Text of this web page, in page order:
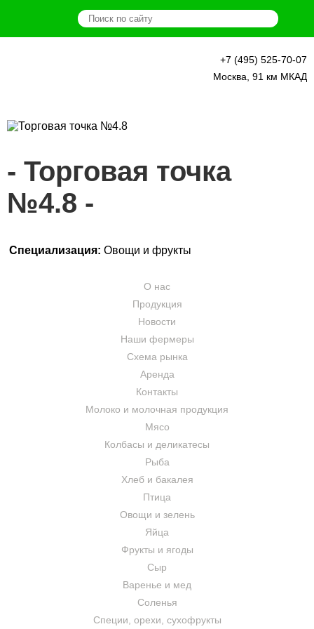
Наши фермеры
+7 (495) 525-70-07
Москва, 91 км МКАД
Торговая точка
№4.8
Специализация: Овощи и фрукты
О нас
Продукция
Новости
Наши фермеры
Схема рынка
Аренда
Контакты
Молоко и молочная продукция
Мясо
Колбасы и деликатесы
Рыба
Хлеб и бакалея
Птица
Овощи и зелень
Яйца
Фрукты и ягоды
Сыр
Варенье и мед
Соленья
Специи, орехи, сухофрукты